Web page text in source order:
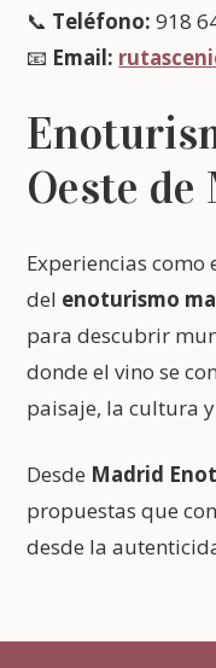
📞 Teléfono: 918
📧 Email:
Oeste
Experiencias
del enoturismo
para descubrir
donde el vino se
paisaje, la cultura
Desde Madrid
propuestas que
desde la